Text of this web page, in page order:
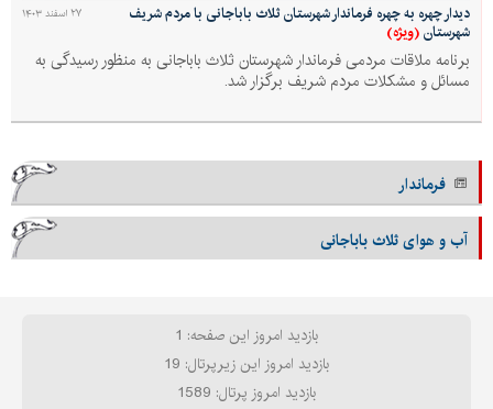
۲۷ اسفند ۱۴۰۳
دیدار چهره به چهره فرماندار شهرستان ثلاث باباجانی با مردم شریف
شهرستان(ویژه)
برنامه ملاقات مردمی فرماندار شهرستان ثلاث باباجانی به منظور رسیدگی به
مسائل و مشکلات مردم شریف برگزار شد.
فرماندار
آب و هوای ثلاث باباجانی
بازدید امروز این صفحه: 1
بازدید امروز این زیرپرتال: 19
بازدید امروز پرتال: 1589